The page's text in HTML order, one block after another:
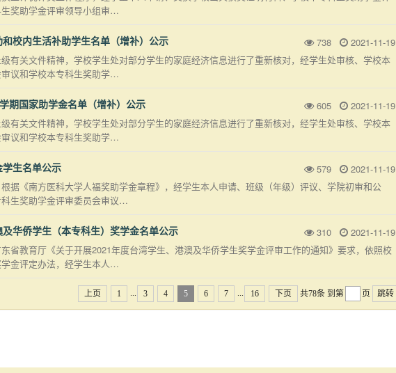
奖助学金评审领导小组审…
738 2021-11-19
校内生活补助学生名单（增补）公示
有关文件精神，学校学生处对部分学生的家庭经济信息进行了重新核对，经学生处审核、学校本
议和学校本专科生奖助学…
605 2021-11-19
期国家助学金名单（增补）公示
有关文件精神，学校学生处对部分学生的家庭经济信息进行了重新核对，经学生处审核、学校本
议和学校本专科生奖助学…
579 2021-11-19
生名单公示
据《南方医科大学人福奖助学金章程》，经学生本人申请、班级（年级）评议、学院初审和公
生奖助学金评审委员会审议…
310 2021-11-19
华侨学生（本专科生）奖学金名单公示
省教育厅《关于开展2021年度台湾学生、港澳及华侨学生奖学金评审工作的通知》要求，依照校
金评定办法，经学生本人…
上页 1 3 4 5 6 7 16 下页 共78条 到第 页 跳转